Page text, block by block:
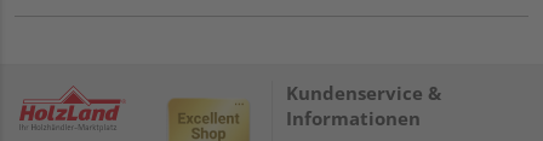
Kundenservice &
Informationen